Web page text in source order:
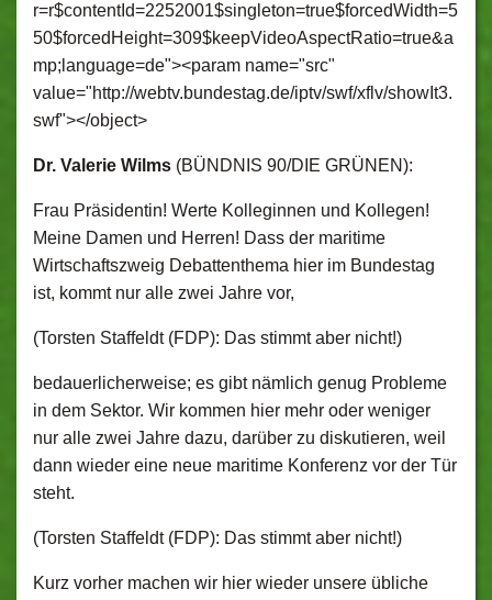
r=r$contentId=2252001$singleton=true$forcedWidth=5
50$forcedHeight=309$keepVideoAspectRatio=true&a
mp;language=de"><param name="src"
value="http://webtv.bundestag.de/iptv/swf/xflv/showIt3.
swf"></object>
Dr. Valerie Wilms (BÜNDNIS 90/DIE GRÜNEN):
Frau Präsidentin! Werte Kolleginnen und Kollegen!
Meine Damen und Herren! Dass der maritime
Wirtschaftszweig Debattenthema hier im Bundestag
ist, kommt nur alle zwei Jahre vor,
(Torsten Staffeldt (FDP): Das stimmt aber nicht!)
bedauerlicherweise; es gibt nämlich genug Probleme
in dem Sektor. Wir kommen hier mehr oder weniger
nur alle zwei Jahre dazu, darüber zu diskutieren, weil
dann wieder eine neue maritime Konferenz vor der Tür
steht.
(Torsten Staffeldt (FDP): Das stimmt aber nicht!)
Kurz vorher machen wir hier wieder unsere übliche